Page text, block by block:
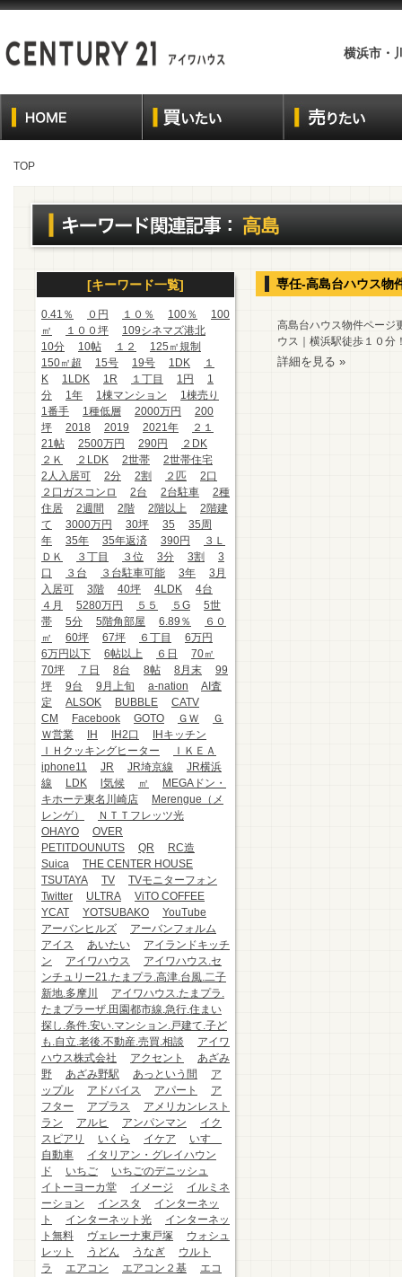
横浜市・
TOP
高島
[キーワード一覧]
0.41％ ０円 １０％ 100％
100
㎡
１００坪
109シネマズ港北
10分
10帖 １２
125㎡規制
150㎡超
15号 19号 1DK
１
K
1LDK 1R １丁目 1円
1
分
1年 1棟マンション
1棟売り
1番手
1種低層 2000万円
200
坪
2018 2019 2021年
２１
21帖
2500万円 290円
２DK
２Ｋ
２LDK 2世帯
2世帯住宅
2人入居可
2分 2割 ２匹
2口
２口ガスコンロ
2台 2台駐車
2種
住居
2週間 2階 2階以上
2階建
て
3000万円 30坪 35
35周
年
35年 35年返済 390円
３Ｌ
ＤＫ
３丁目 ３位 3分 3割
3
口
３台 ３台駐車可能 3年
3月
入居可
3階 40坪 4LDK
4台
４月
5280万円 ５５ ５G
5世
帯
5分 5階角部屋 6.89％
６０
㎡
60坪 67坪 ６丁目
6万円
6万円以下
6帖以上 ６日
70㎡
70坪
７日 8台 8帖 8月末
99
坪
9台 9月上旬 a-nation
AI査
定
ALSOK BUBBLE
CATV
CM
Facebook GOTO ＧＷ
Ｇ
Ｗ営業
IH IH2口
IHキッチン
ＩＨクッキングヒーター
ＩＫＥＡ
iphone11
JR JR埼京線
JR横浜
線
LDK l気候 ㎡
MEGAドン・
キホーテ東名川崎店
Merengue（メ
レンゲ）
ＮＴＴフレッツ光
OHAYO
OVER
PETITDOUNUTS
QR
RC造
Suica
THE CENTER HOUSE
TSUTAYA
TV
TVモニターフォン
Twitter
ULTRA
ViTO COFFEE
YCAT
YOTSUBAKO
YouTube
アーバンヒルズ
アーバンフォルム
アイス
あいたい
アイランドキッチ
ン
アイワハウス
アイワハウス.セ
ンチュリー21.たまプラ.高津.台風.二子
新地.多摩川
アイワハウス.たまプラ.
たまプラーザ.田園都市線.急行.住まい
探し.条件.安い.マンション.戸建て.子ど
も.自立.老後.不動産.売買.相談
アイワ
ハウス株式会社
アクセント
あざみ
野
あざみ野駅 あっという間
ア
ップル
アドバイス アパート
ア
フター
アプラス
アメリカンレスト
ラン
アルヒ アンパンマン
イク
スピアリ
いくら イケア
いすゞ
自動車
イタリアン・グレイハウン
ド
いちご
いちごのデニッシュ
イトーヨーカ堂
イメージ
イルミネ
ーション
インスタ
インターネッ
ト
インターネット光
インターネッ
ト無料
ヴェレーナ東戸塚
ウォシュ
レット
うどん うなぎ
ウルト
ラ
エアコン エアコン２基
エコ
専任-高島台ハウス物
高島台ハウス物件ページ
ウス｜横浜駅徒歩１０分
詳細を見る »